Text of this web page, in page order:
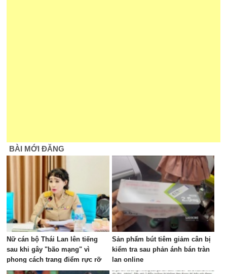
BÀI MỚI ĐĂNG
Nữ cán bộ Thái Lan lên tiếng
sau khi gây "bão mạng" vì
phong cách trang điểm rực rỡ
trong cuộc họp ngân sách
Sản phẩm bút tiêm giảm cân bị
kiểm tra sau phản ánh bán tràn
lan online